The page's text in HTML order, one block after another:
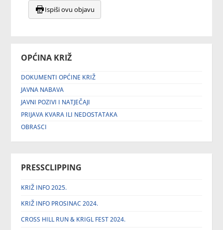
OPĆINA KRIŽ
DOKUMENTI OPĆINE KRIŽ
JAVNA NABAVA
JAVNI POZIVI I NATJEČAJI
PRIJAVA KVARA ILI NEDOSTATAKA
OBRASCI
PRESSCLIPPING
KRIŽ INFO 2025.
KRIŽ INFO PROSINAC 2024.
CROSS HILL RUN & KRIGL FEST 2024.
Ispiši ovu objavu